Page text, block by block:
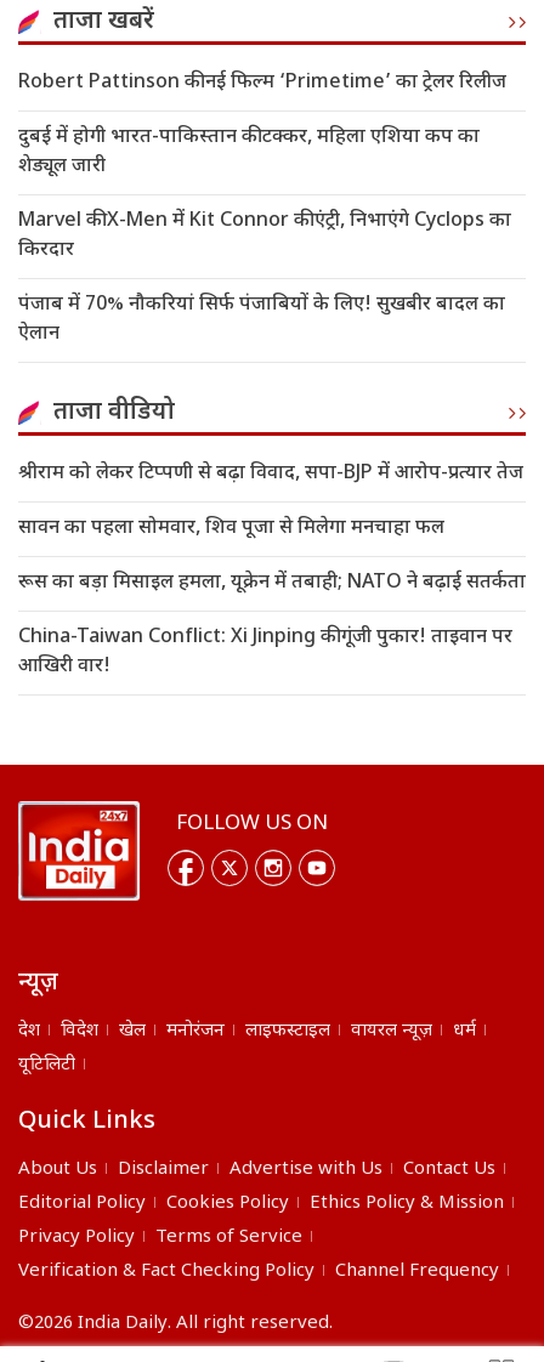
ताजा खबरें
Robert Pattinson की नई फिल्म ‘Primetime’ का ट्रेलर रिलीज
दुबई में होगी भारत-पाकिस्तान की टक्कर, महिला एशिया कप का
शेड्यूल जारी
Marvel की X-Men में Kit Connor की एंट्री, निभाएंगे Cyclops का
किरदार
पंजाब में 70% नौकरियां सिर्फ पंजाबियों के लिए! सुखबीर बादल का
ऐलान
ताजा वीडियो
श्रीराम को लेकर टिप्पणी से बढ़ा विवाद, सपा-BJP में आरोप-प्रत्यार तेज
सावन का पहला सोमवार, शिव पूजा से मिलेगा मनचाहा फल
रूस का बड़ा मिसाइल हमला, यूक्रेन में तबाही; NATO ने बढ़ाई सतर्कता
China-Taiwan Conflict: Xi Jinping की गूंजी पुकार! ताइवान पर
आखिरी वार!
FOLLOW US ON
न्यूज़
देश विदेश खेल मनोरंजन लाइफस्टाइल वायरल न्यूज़
धर्म
यूटिलिटी
Quick Links
About Us Disclaimer Advertise with Us
Contact Us
Editorial Policy
Cookies Policy
Ethics Policy & Mission
Privacy Policy
Terms of Service
Verification & Fact Checking Policy
Channel Frequency
©2026 India Daily. All right reserved.